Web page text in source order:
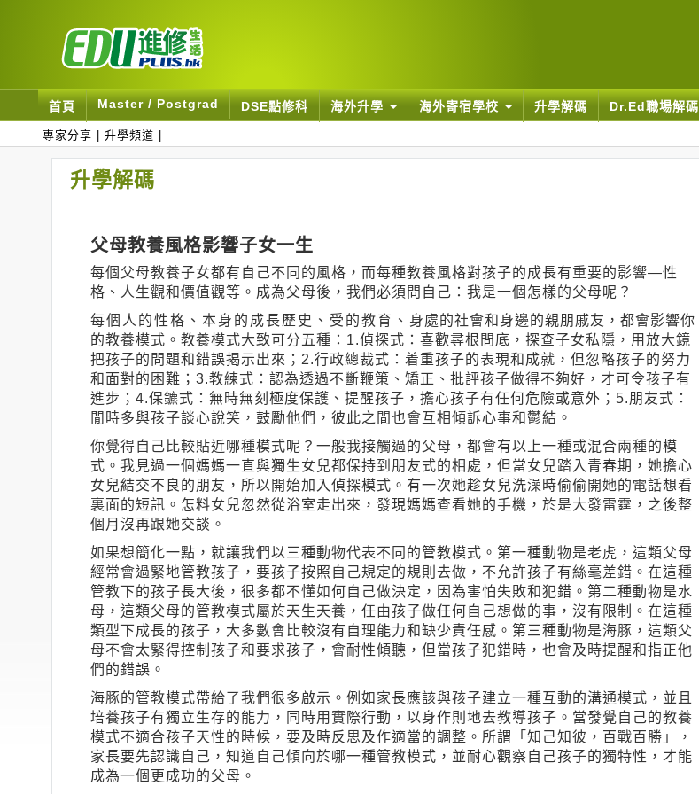
首頁 Master / Postgrad DSE點修科 海外升學 海外寄宿學校 升學解碼 Dr.Ed職場解碼
專家分享 升學頻道
升學解碼
父母教養風格影響子女一生
每個父母教養子女都有自己不同的風格，而每種教養風格對孩子的成長有重要的影響—性
格、人生觀和價值觀等。成為父母後，我們必須問自己：我是一個怎樣的父母呢？
每個人的性格、本身的成長歷史、受的教育、身處的社會和身邊的親朋戚友，都會影響你
的教養模式。教養模式大致可分五種：1.偵探式：喜歡尋根問底，探查子女私隱，用放大鏡
把孩子的問題和錯誤揭示出來；2.行政總裁式：着重孩子的表現和成就，但忽略孩子的努力
和面對的困難；3.教練式：認為透過不斷鞭策、矯正、批評孩子做得不夠好，才可令孩子有
進步；4.保鑣式：無時無刻極度保護、提醒孩子，擔心孩子有任何危險或意外；5.朋友式：
閒時多與孩子談心說笑，鼓勵他們，彼此之間也會互相傾訴心事和鬱結。
你覺得自己比較貼近哪種模式呢？一般我接觸過的父母，都會有以上一種或混合兩種的模
式。我見過一個媽媽一直與獨生女兒都保持到朋友式的相處，但當女兒踏入青春期，她擔心
女兒結交不良的朋友，所以開始加入偵探模式。有一次她趁女兒洗澡時偷偷開她的電話想看
裏面的短訊。怎料女兒忽然從浴室走出來，發現媽媽查看她的手機，於是大發雷霆，之後整
個月沒再跟她交談。
如果想簡化一點，就讓我們以三種動物代表不同的管教模式。第一種動物是老虎，這類父母
經常會過緊地管教孩子，要孩子按照自己規定的規則去做，不允許孩子有絲毫差錯。在這種
管教下的孩子長大後，很多都不懂如何自己做決定，因為害怕失敗和犯錯。第二種動物是水
母，這類父母的管教模式屬於天生天養，任由孩子做任何自己想做的事，沒有限制。在這種
類型下成長的孩子，大多數會比較沒有自理能力和缺少責任感。第三種動物是海豚，這類父
母不會太緊得控制孩子和要求孩子，會耐性傾聽，但當孩子犯錯時，也會及時提醒和指正他
們的錯誤。
海豚的管教模式帶給了我們很多啟示。例如家長應該與孩子建立一種互動的溝通模式，並且
培養孩子有獨立生存的能力，同時用實際行動，以身作則地去教導孩子。當發覺自己的教養
模式不適合孩子天性的時候，要及時反思及作適當的調整。所謂「知己知彼，百戰百勝」，
家長要先認識自己，知道自己傾向於哪一種管教模式，並耐心觀察自己孩子的獨特性，才能
成為一個更成功的父母。